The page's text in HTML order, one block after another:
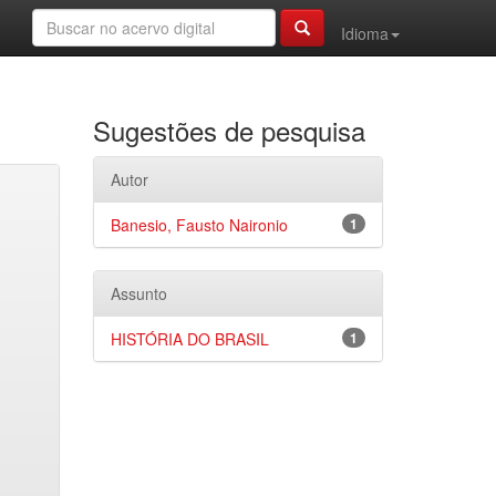
Idioma
Sugestões de pesquisa
Autor
1
Banesio, Fausto Naironio
Assunto
1
HISTÓRIA DO BRASIL